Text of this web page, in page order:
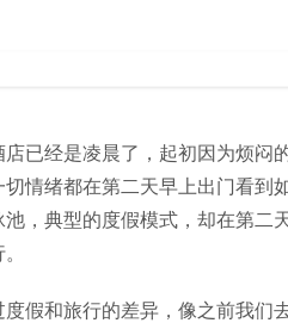
已经是凌晨了，起初因为烦闷
情绪都在第二天早上出门看到
，典型的度假模式，却在第二
假和旅行的差异，像之前我们